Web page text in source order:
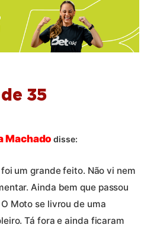
35
Machado disse:
um grande feito. Não vi nem
Ainda bem que passou
Moto se livrou de uma
Tá fora e ainda ficaram